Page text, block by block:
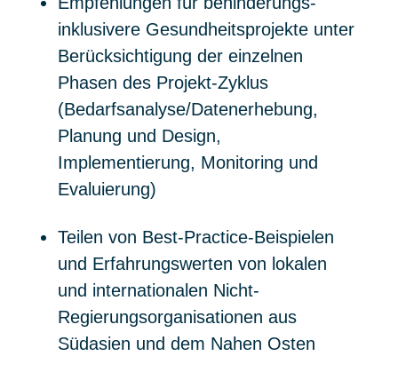
inklusivere Gesundheitsprojekte unter
Berücksichtigung der einzelnen
Phasen des Projekt-Zyklus
(Bedarfsanalyse/Datenerhebung,
Planung und Design,
Implementierung, Monitoring und
Evaluierung)
Teilen von Best-Practice-Beispielen
und Erfahrungswerten von lokalen
und internationalen Nicht-
Regierungsorganisationen aus
Südasien und dem Nahen Osten